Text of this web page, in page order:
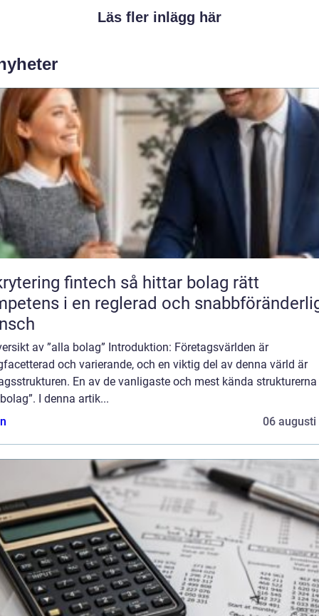
Läs fler inlägg här
fintech så hittar bolag rätt
i en reglerad och
av ”alla bolag” Introduktion: Företagsvärlden är
och varierande, och en viktig del av denna värld är
En av de vanligaste och mest kända strukturerna
I denna artik...
06 augusti